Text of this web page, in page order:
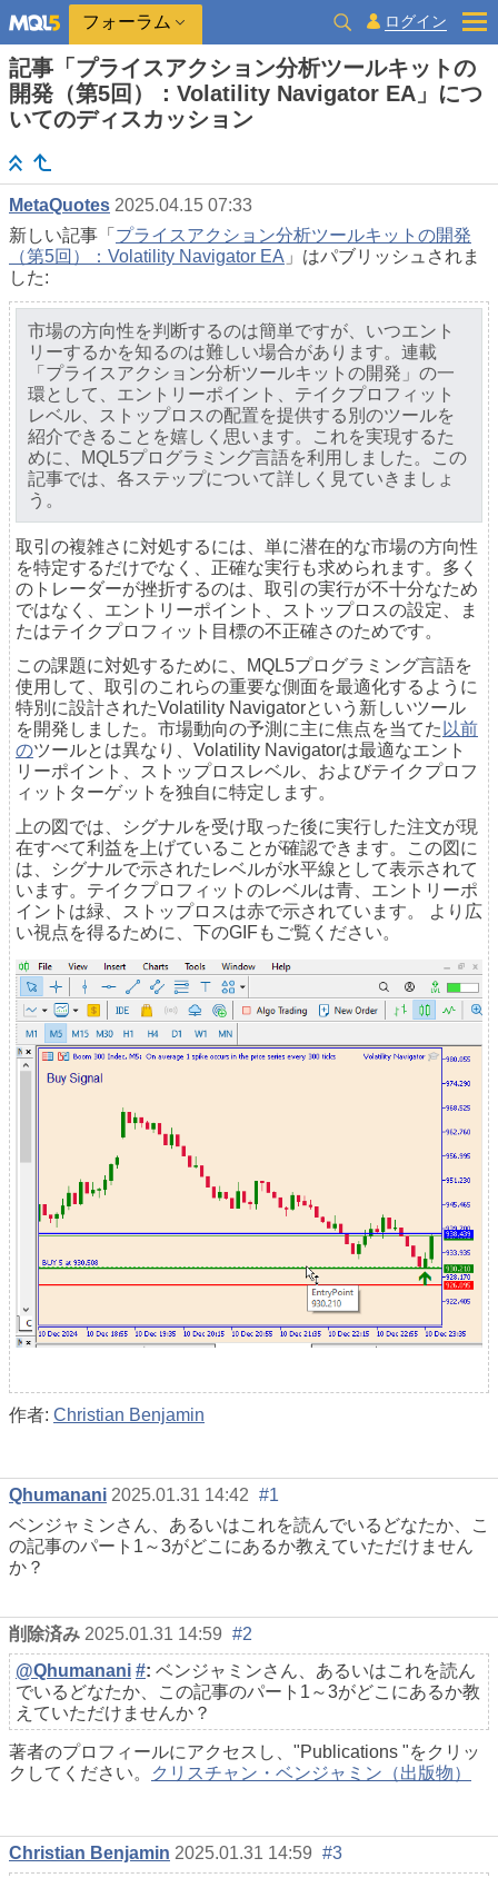
フォーラム ログイン
記事「プライスアクション分析ツールキットの
開発（第5回）：Volatility Navigator EA」につ
いてのディスカッション
MetaQuotes 2025.04.15 07:33
新しい記事「 プライスアクション分析ツールキットの開発
（第5回）：Volatility Navigator EA 」はパブリッシュされま
した:
市場の方向性を判断するのは簡単ですが、いつエント
リーするかを知るのは難しい場合があります。連載
「プライスアクション分析ツールキットの開発」の一
環として、エントリーポイント、テイクプロフィット
レベル、ストップロスの配置を提供する別のツールを
紹介できることを嬉しく思います。これを実現するた
めに、MQL5プログラミング言語を利用しました。この
記事では、各ステップについて詳しく見ていきましょ
う。
取引の複雑さに対処するには、単に潜在的な市場の方向性
を特定するだけでなく、正確な実行も求められます。多く
のトレーダーが挫折するのは、取引の実行が不十分なため
ではなく、エントリーポイント、ストップロスの設定、ま
たはテイクプロフィット目標の不正確さのためです。
この課題に対処するために、MQL5プログラミング言語を
使用して、取引のこれらの重要な側面を最適化するように
特別に設計されたVolatility Navigatorという新しいツール
を開発しました。市場動向の予測に主に焦点を当てた 以前
のツールとは異なり、Volatility Navigatorは最適なエント
リーポイント、ストップロスレベル、およびテイクプロフ
ィットターゲットを独自に特定します。
上の図では、シグナルを受け取った後に実行した注文が現
在すべて利益を上げていることが確認できます。この図に
は、シグナルで示されたレベルが水平線として表示されて
います。テイクプロフィットのレベルは青、エントリーポ
イントは緑、ストップロスは赤で示されています。 より広
い視点を得るために、下のGIFもご覧ください。
作者: Christian Benjamin
Qhumanani 2025.01.31 14:42 #1
ベンジャミンさん、あるいはこれを読んでいるどなたか、こ
の記事のパート1～3がどこにあるか教えていただけません
か？
削除済み 2025.01.31 14:59 #2
@Qhumanani #: ベンジャミンさん、あるいはこれを読ん
でいるどなたか、この記事のパート1～3がどこにあるか教
えていただけませんか？
著者のプロフィールにアクセスし、"Publications "をクリッ
クしてください。
クリスチャン・ベンジャミン（出版物）
Christian Benjamin 2025.01.31 14:59 #3